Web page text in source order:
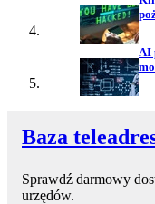
AI
Baza
Sprawdź darmowy
urzędów.